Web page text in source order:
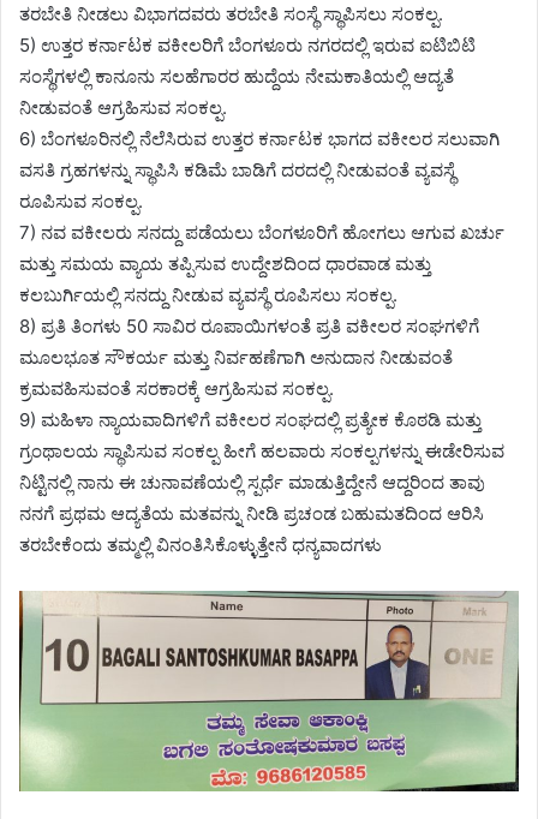
ತರಬೇತಿ ನೀಡಲು ವಿಭಾಗದವರು ತರಬೇತಿ ಸಂಸ್ಥೆ ಸ್ಥಾಪಿಸಲು ಸಂಕಲ್ಪ.
5) ಉತ್ತರ ಕರ್ನಾಟಕ ವಕೀಲರಿಗೆ ಬೆಂಗಳೂರು ನಗರದಲ್ಲಿ ಇರುವ ಐಟಿಬಿಟಿ
ಸಂಸ್ಥೆಗಳಲ್ಲಿ ಕಾನೂನು ಸಲಹೆಗಾರರ ಹುದ್ದೆಯ ನೇಮಕಾತಿಯಲ್ಲಿ ಆದ್ಯತೆ
ನೀಡುವಂತೆ ಆಗ್ರಹಿಸುವ ಸಂಕಲ್ಪ.
6) ಬೆಂಗಳೂರಿನಲ್ಲಿ ನೆಲೆಸಿರುವ ಉತ್ತರ ಕರ್ನಾಟಕ ಭಾಗದ ವಕೀಲರ ಸಲುವಾಗಿ
ವಸತಿ ಗ್ರಹಗಳನ್ನು ಸ್ಥಾಪಿಸಿ ಕಡಿಮೆ ಬಾಡಿಗೆ ದರದಲ್ಲಿ ನೀಡುವಂತೆ ವ್ಯವಸ್ಥೆ
ರೂಪಿಸುವ ಸಂಕಲ್ಪ.
7) ನವ ವಕೀಲರು ಸನದ್ದು ಪಡೆಯಲು ಬೆಂಗಳೂರಿಗೆ ಹೋಗಲು ಆಗುವ ಖರ್ಚು
ಮತ್ತು ಸಮಯ ವ್ಯಾಯ ತಪ್ಪಿಸುವ ಉದ್ದೇಶದಿಂದ ಧಾರವಾಡ ಮತ್ತು
ಕಲಬುರ್ಗಿಯಲ್ಲಿ ಸನದ್ದು ನೀಡುವ ವ್ಯವಸ್ಥೆ ರೂಪಿಸಲು ಸಂಕಲ್ಪ.
8) ಪ್ರತಿ ತಿಂಗಳು 50 ಸಾವಿರ ರೂಪಾಯಿಗಳಂತೆ ಪ್ರತಿ ವಕೀಲರ ಸಂಘಗಳಿಗೆ
ಮೂಲಭೂತ ಸೌಕರ್ಯ ಮತ್ತು ನಿರ್ವಹಣೆಗಾಗಿ ಅನುದಾನ ನೀಡುವಂತೆ
ಕ್ರಮವಹಿಸುವಂತೆ ಸರಕಾರಕ್ಕೆ ಆಗ್ರಹಿಸುವ ಸಂಕಲ್ಪ.
9) ಮಹಿಳಾ ನ್ಯಾಯವಾದಿಗಳಿಗೆ ವಕೀಲರ ಸಂಘದಲ್ಲಿ ಪ್ರತ್ಯೇಕ ಕೊಠಡಿ ಮತ್ತು
ಗ್ರಂಥಾಲಯ ಸ್ಥಾಪಿಸುವ ಸಂಕಲ್ಪ ಹೀಗೆ ಹಲವಾರು ಸಂಕಲ್ಪಗಳನ್ನು ಈಡೇರಿಸುವ
ನಿಟ್ಟಿನಲ್ಲಿ ನಾನು ಈ ಚುನಾವಣೆಯಲ್ಲಿ ಸ್ಪರ್ಧೆ ಮಾಡುತ್ತಿದ್ದೇನೆ ಆದ್ದರಿಂದ ತಾವು
ನನಗೆ ಪ್ರಥಮ ಆದ್ಯತೆಯ ಮತವನ್ನು ನೀಡಿ ಪ್ರಚಂಡ ಬಹುಮತದಿಂದ ಆರಿಸಿ
ತರಬೇಕೆಂದು ತಮ್ಮಲ್ಲಿ ವಿನಂತಿಸಿಕೊಳ್ಳುತ್ತೇನೆ ಧನ್ಯವಾದಗಳು